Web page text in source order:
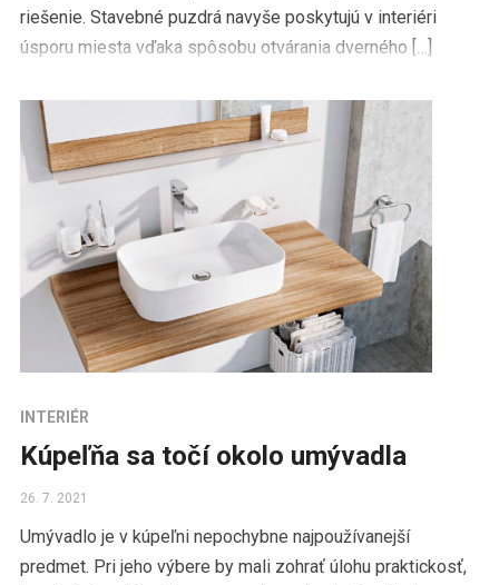
riešenie. Stavebné puzdrá navyše poskytujú v interiéri
úsporu miesta vďaka spôsobu otvárania dverného […]
INTERIÉR
Kúpeľňa sa točí okolo umývadla
26. 7. 2021
Umývadlo je v kúpeľni nepochybne najpoužívanejší
predmet. Pri jeho výbere by mali zohrať úlohu praktickosť,